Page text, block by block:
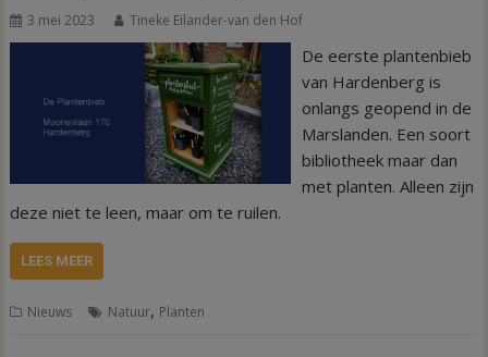
3 mei 2023 Tineke Eilander-van den Hof
De eerste plantenbieb
van Hardenberg is
onlangs geopend in de
Marslanden. Een soort
bibliotheek maar dan
met planten. Alleen zijn
deze niet te leen, maar om te ruilen.
LEES MEER
Nieuws Natuur, Planten